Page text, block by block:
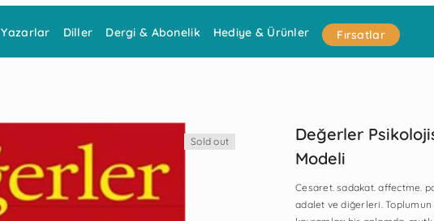
Yazarlar Diller Dergi & Abonelik Hediye & Ürünler Fırsatlar
Sold out
Değerler
Modeli
Cesaret. sadakat. affectme.
adalet ve diğerleri.